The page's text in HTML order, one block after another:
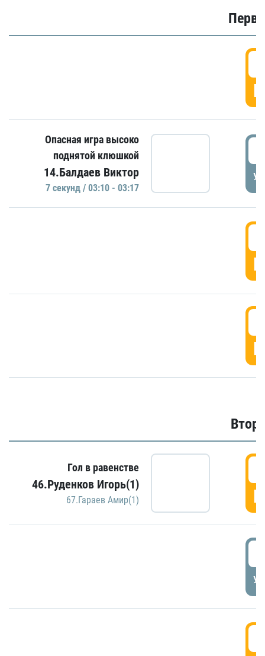
Опасная игра высоко
поднятой клюшкой
14.Балдаев Виктор
7 секунд / 03:10 - 03:17
Гол в равенстве
46.Руденков Игорь(1)
67.Гараев Амир(1)